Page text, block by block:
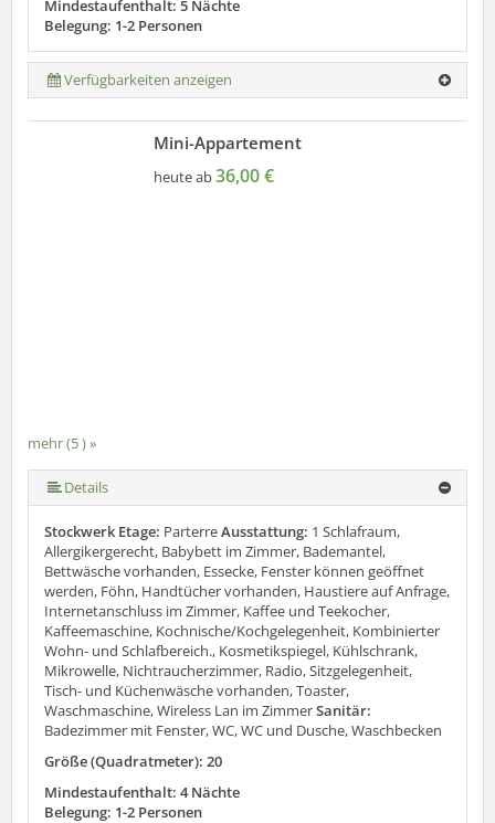
Mindestaufenthalt: 5 Nächte
Belegung: 1-2 Personen
Verfügbarkeiten anzeigen
mehr (5 ) »
mehr (5 ) »
Mini-Appartement
heute ab36,00 €
Details
Stockwerk Etage: ParterreAusstattung: 1 Schlafraum,
Allergikergerecht, Babybett im Zimmer, Bademantel,
Bettwäsche vorhanden, Essecke, Fenster können geöffnet
werden, Föhn, Handtücher vorhanden, Haustiere auf Anfrage,
Internetanschluss im Zimmer, Kaffee und Teekocher,
Kaffeemaschine, Kochnische/Kochgelegenheit, Kombinierter
Wohn- und Schlafbereich., Kosmetikspiegel, Kühlschrank,
Mikrowelle, Nichtraucherzimmer, Radio, Sitzgelegenheit,
Tisch- und Küchenwäsche vorhanden, Toaster,
Waschmaschine, Wireless Lan im ZimmerSanitär:
Badezimmer mit Fenster, WC, WC und Dusche, Waschbecken
Größe (Quadratmeter): 20
Mindestaufenthalt: 4 Nächte
Belegung: 1-2 Personen